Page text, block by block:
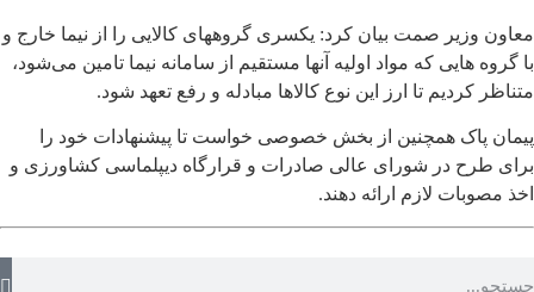
معاون وزیر صمت بیان کرد: یکسری گروههای کالایی را از نیما خارج و
با گروه هایی که مواد اولیه آنها مستقیم از سامانه نیما تامین می‌شود،
متناظر کردیم تا ارز این نوع کالاها مبادله و رفع تعهد شود.
پیمان پاک همچنین از بخش خصوصی خواست تا پیشنهادات خود را
برای طرح در شورای عالی صادرات و قرارگاه دیپلماسی کشاورزی و
اخذ مصوبات لازم ارائه دهند.